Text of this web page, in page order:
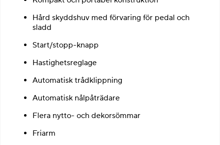
Hård skyddshuv med förvaring för pedal och
sladd
Start/stopp-knapp
Hastighetsreglage
Automatisk trådklippning
Automatisk nålpåträdare
Flera nytto- och dekorsömmar
Friarm